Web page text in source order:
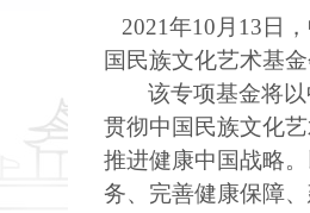
2021年10月13日
国民族文化艺术基
该专项基金将
贯彻中国民族文化
推进健康中国战略
务、完善健康保障